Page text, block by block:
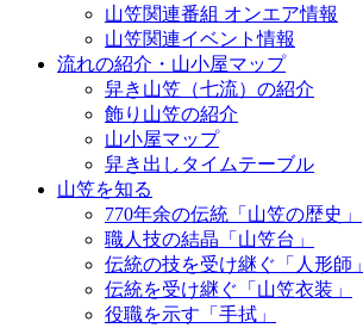
山笠関連番組 オンエア情報
山笠関連イベント情報
流れの紹介・山小屋マップ
舁き山笠（七流）の紹介
飾り山笠の紹介
山小屋マップ
舁き出しタイムテーブル
山笠を知る
770年余の伝統「山笠の歴史」
職人技の結晶「山笠台」
伝統の技を受け継ぐ「人形師」
伝統を受け継ぐ「山笠衣装」
役職を示す「手拭」